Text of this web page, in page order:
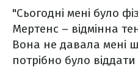
"Сьогодні мені було
Мертенс – відмінна
Вона не давала мені
потрібно було